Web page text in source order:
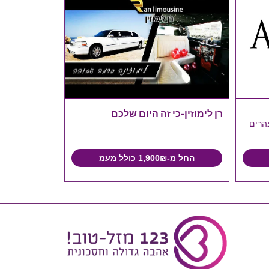
רן לימוזין-כי זה היום שלכם
החל מ-1,900₪ כולל מעמ